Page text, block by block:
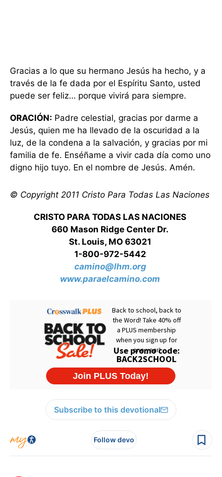
Gracias a lo que su hermano Jesús ha hecho, y a
través de la fe dada por el Espíritu Santo, usted
puede ser feliz… porque vivirá para siempre.
ORACIÓN: Padre celestial, gracias por darme a
Jesús, quien me ha llevado de la oscuridad a la
luz, de la condena a la salvación, y gracias por mi
familia de fe. Enséñame a vivir cada día como uno
digno hijo tuyo. En el nombre de Jesús. Amén.
© Copyright 2011 Cristo Para Todas Las Naciones
CRISTO PARA TODAS LAS NACIONES
660 Mason Ridge Center Dr.
St. Louis, MO 63021
1-800-972-5442
camino@lhm.org
www.paraelcamino.com
Subscribe to this devotional
Follow devo